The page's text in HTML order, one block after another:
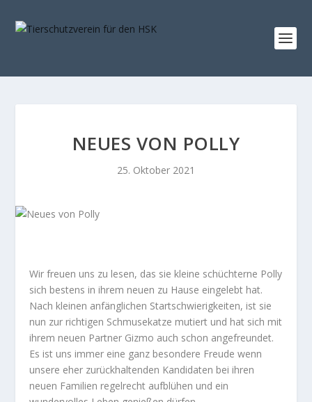
NEUES VON POLLY
25. Oktober 2021
Wir freuen uns zu lesen, das sie kleine schüchterne Polly
sich bestens in ihrem neuen zu Hause eingelebt hat.
Nach kleinen anfänglichen Startschwierigkeiten, ist sie
nun zur richtigen Schmusekatze mutiert und hat sich mit
ihrem neuen Partner Gizmo auch schon angefreundet.
Es ist uns immer eine ganz besondere Freude wenn
unsere eher zurückhaltenden Kandidaten bei ihren
neuen Familien regelrecht aufblühen und ein